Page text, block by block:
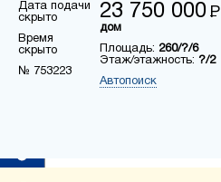
Дата подачи
скрыто
Время
скрыто
№ 753223
23 750 000 Р
дом
Площадь: 260/?/6
Этаж/этажность: ?/2
Автопоиск